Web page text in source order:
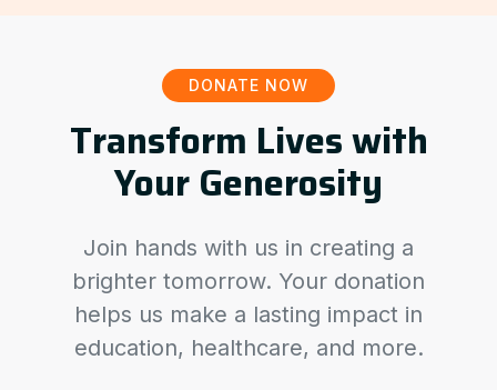
DONATE NOW
Transform Lives with
Your Generosity
Join hands with us in creating a
brighter tomorrow. Your donation
helps us make a lasting impact in
education, healthcare, and more.